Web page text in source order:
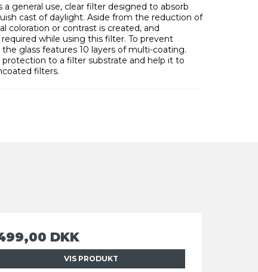
a general use, clear filter designed to absorb
cast of daylight. Aside from the reduction of
coloration or contrast is created, and
while using this filter. To prevent
glass features 10 layers of multi-coating.
to a filter substrate and help it to
filters.
DKK
VIS PRODUKT